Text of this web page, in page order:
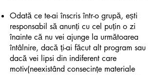
Odată ce te-ai înscris într-o grupă, ești
responsabil să anunți cu cel puțin o zi
înainte că nu vei ajunge la următoarea
întâlnire, dacă ți-ai făcut alt program sau
dacă vei lipsi din indiferent care
motiv(neexistând consecințe materiale